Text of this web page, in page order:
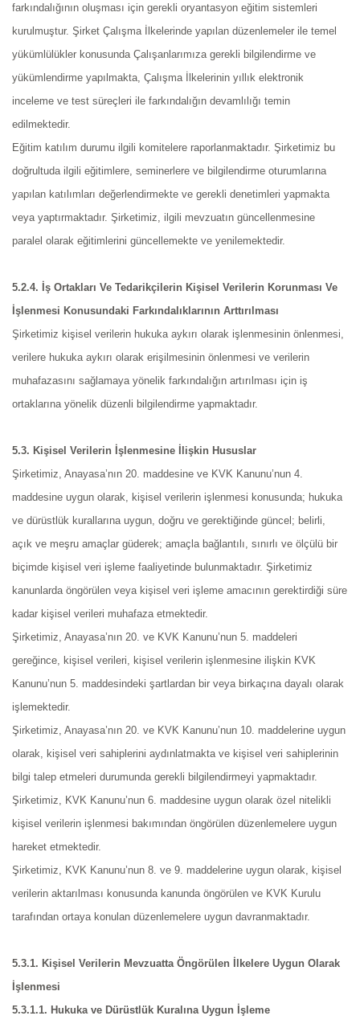
farkındalığının oluşması için gerekli oryantasyon eğitim sistemleri
kurulmuştur. Şirket Çalışma İlkelerinde yapılan düzenlemeler ile temel
yükümlülükler konusunda Çalışanlarımıza gerekli bilgilendirme ve
yükümlendirme yapılmakta, Çalışma İlkelerinin yıllık elektronik
inceleme ve test süreçleri ile farkındalığın devamlılığı temin
edilmektedir.
Eğitim katılım durumu ilgili komitelere raporlanmaktadır. Şirketimiz bu
doğrultuda ilgili eğitimlere, seminerlere ve bilgilendirme oturumlarına
yapılan katılımları değerlendirmekte ve gerekli denetimleri yapmakta
veya yaptırmaktadır. Şirketimiz, ilgili mevzuatın güncellenmesine
paralel olarak eğitimlerini güncellemekte ve yenilemektedir.
5.2.4. İş Ortakları Ve Tedarikçilerin Kişisel Verilerin Korunması Ve
İşlenmesi Konusundaki Farkındalıklarının Arttırılması
Şirketimiz kişisel verilerin hukuka aykırı olarak işlenmesinin önlenmesi,
verilere hukuka aykırı olarak erişilmesinin önlenmesi ve verilerin
muhafazasını sağlamaya yönelik farkındalığın artırılması için iş
ortaklarına yönelik düzenli bilgilendirme yapmaktadır.
5.3. Kişisel Verilerin İşlenmesine İlişkin Hususlar
Şirketimiz, Anayasa’nın 20. maddesine ve KVK Kanunu’nun 4.
maddesine uygun olarak, kişisel verilerin işlenmesi konusunda; hukuka
ve dürüstlük kurallarına uygun, doğru ve gerektiğinde güncel; belirli,
açık ve meşru amaçlar güderek; amaçla bağlantılı, sınırlı ve ölçülü bir
biçimde kişisel veri işleme faaliyetinde bulunmaktadır. Şirketimiz
kanunlarda öngörülen veya kişisel veri işleme amacının gerektirdiği süre
kadar kişisel verileri muhafaza etmektedir.
Şirketimiz, Anayasa’nın 20. ve KVK Kanunu’nun 5. maddeleri
gereğince, kişisel verileri, kişisel verilerin işlenmesine ilişkin KVK
Kanunu’nun 5. maddesindeki şartlardan bir veya birkaçına dayalı olarak
işlemektedir.
Şirketimiz, Anayasa’nın 20. ve KVK Kanunu’nun 10. maddelerine uygun
olarak, kişisel veri sahiplerini aydınlatmakta ve kişisel veri sahiplerinin
bilgi talep etmeleri durumunda gerekli bilgilendirmeyi yapmaktadır.
Şirketimiz, KVK Kanunu’nun 6. maddesine uygun olarak özel nitelikli
kişisel verilerin işlenmesi bakımından öngörülen düzenlemelere uygun
hareket etmektedir.
Şirketimiz, KVK Kanunu’nun 8. ve 9. maddelerine uygun olarak, kişisel
verilerin aktarılması konusunda kanunda öngörülen ve KVK Kurulu
tarafından ortaya konulan düzenlemelere uygun davranmaktadır.
5.3.1. Kişisel Verilerin Mevzuatta Öngörülen İlkelere Uygun Olarak
İşlenmesi
5.3.1.1. Hukuka ve Dürüstlük Kuralına Uygun İşleme